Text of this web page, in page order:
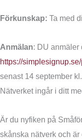
Förkunskap: Ta med
Anmälan: DU anmäler
https://
senast 14 september
Nätverket ingår i ditt
Är du nyfiken på
skånska nätverk och